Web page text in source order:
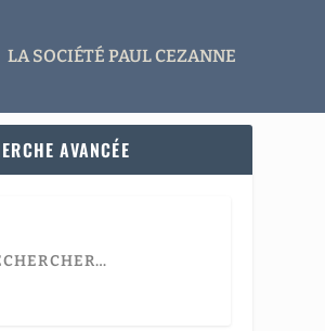
LA SOCIÉTÉ PAUL CEZANNE
AVANCÉE